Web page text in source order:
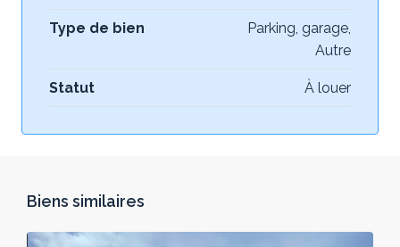
Type de bien
Parking, garage,
Autre
Statut À louer
Biens similaires